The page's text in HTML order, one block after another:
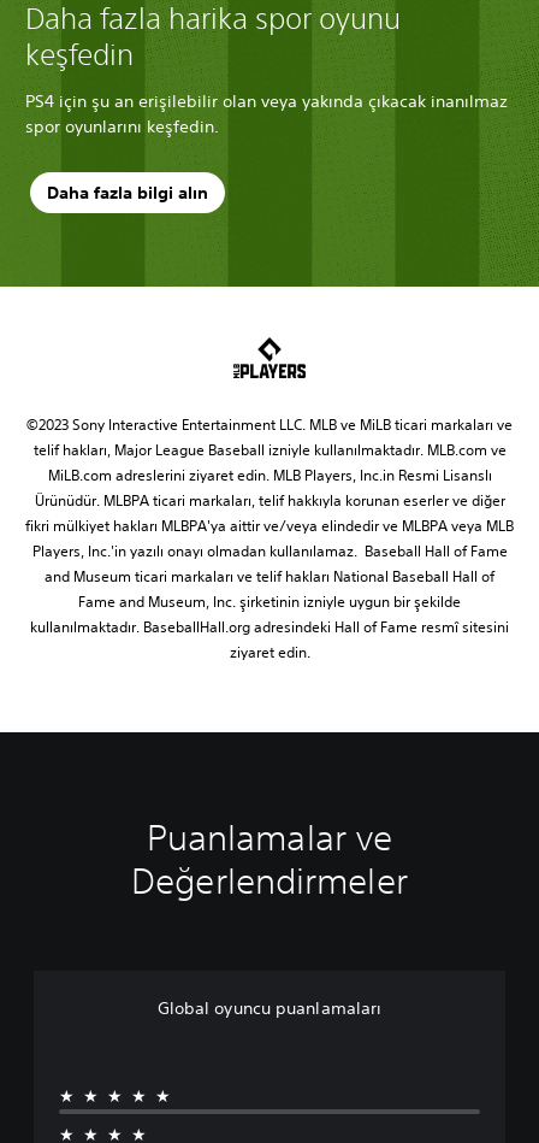
Daha fazla harika spor oyunu
keşfedin
PS4 için şu an erişilebilir olan veya yakında çıkacak inanılmaz
spor oyunlarını keşfedin.
Daha fazla bilgi alın
©2023 Sony Interactive Entertainment LLC. MLB ve MiLB ticari markaları ve
telif hakları, Major League Baseball izniyle kullanılmaktadır. MLB.com ve
MiLB.com adreslerini ziyaret edin. MLB Players, Inc.in Resmi Lisanslı
Ürünüdür. MLBPA ticari markaları, telif hakkıyla korunan eserler ve diğer
fikri mülkiyet hakları MLBPA'ya aittir ve/veya elindedir ve MLBPA veya MLB
Players, Inc.'in yazılı onayı olmadan kullanılamaz. Baseball Hall of Fame
and Museum ticari markaları ve telif hakları National Baseball Hall of
Fame and Museum, Inc. şirketinin izniyle uygun bir şekilde
kullanılmaktadır. BaseballHall.org adresindeki Hall of Fame resmî sitesini
ziyaret edin.
Puanlamalar ve
Değerlendirmeler
Global oyuncu puanlamaları
★★★★★
★★★★